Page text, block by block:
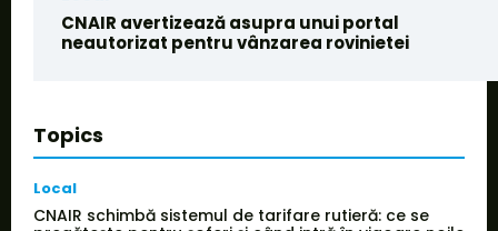
CNAIR avertizează asupra unui portal
neautorizat pentru vânzarea rovinietei
Topics
Local
CNAIR schimbă sistemul de tarifare rutieră: ce se